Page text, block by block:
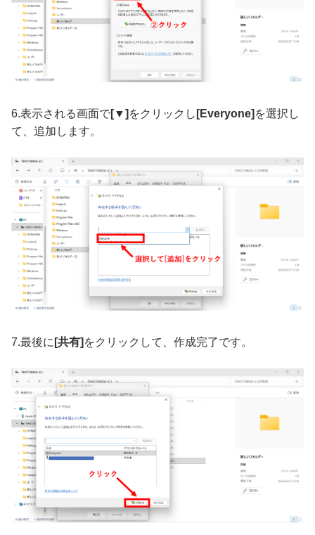
6.表示される画面で[▼] をクリックし [Everyone] を選択し
て、追加します。
7.最後に [共有] をクリックして、作成完了です。